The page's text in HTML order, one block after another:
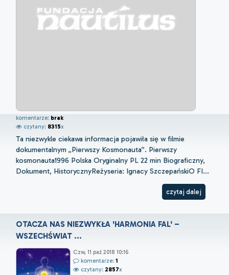
komentarze: brak
czytany: 8315x
Ta niezwykle ciekawa informacja pojawiła się w filmie
dokumentalnym „Pierwszy Kosmonauta”. Pierwszy
kosmonauta1996 Polska Oryginalny PL 22 min Biograficzny,
Dokument, HistorycznyReżyseria: Ignacy SzczepańskiO FI...
czytaj dalej
OTACZA NAS NIEZWYKŁA 'HARMONIA FAL' –
WSZECHŚWIAT ...
Czw, 11 paź 2018 10:16
komentarze: 1
czytany: 2857x